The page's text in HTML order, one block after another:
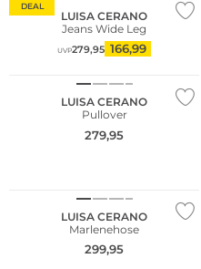
DEAL
LUISA CERANO
Jeans Wide Leg
UVP279,95 166,99
LUISA CERANO
Pullover
279,95
LUISA CERANO
Marlenehose
299,95